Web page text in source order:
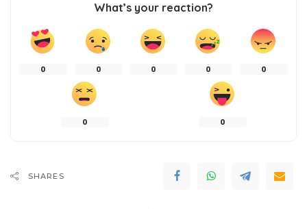
What’s your reaction?
0 0 0 0 0
0 0
SHARES